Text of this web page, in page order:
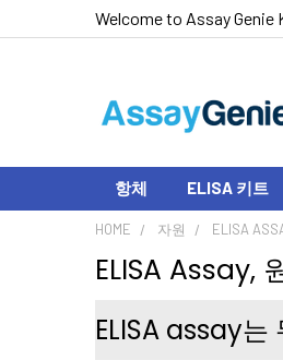
Welcome to Assay Genie
항체 ELISA 키트
HOME 자원 ELISA
ELISA Assay,
ELISA assay는